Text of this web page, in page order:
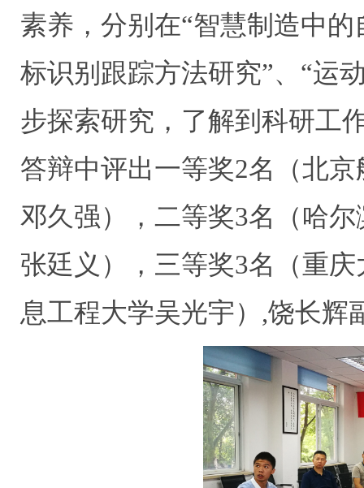
素养，分别在“智慧制造中
标识别跟踪方法研究”、“运
步探索研究，了解到科研工
答辩中评出一等奖2名（北
邓久强），二等奖3名（哈
张廷义），三等奖3名（重
息工程大学吴光宇）,饶长